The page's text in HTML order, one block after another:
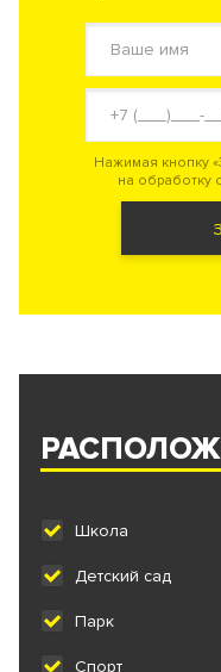
Нажимая кнопку
на обработку
Школа
Детский сад
Парк
Спорт